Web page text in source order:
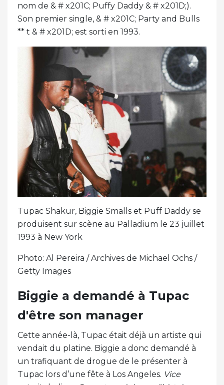
nom de & # x201C; Puffy Daddy & # x201D;).
Son premier single, & # x201C; Party and Bulls
** t & # x201D; est sorti en 1993.
Tupac Shakur, Biggie Smalls et Puff Daddy se
produisent sur scène au Palladium le 23 juillet
1993 à New York
Photo: Al Pereira / Archives de Michael Ochs /
Getty Images
Biggie a demandé à Tupac
d'être son manager
Cette année-là, Tupac était déjà un artiste qui
vendait du platine. Biggie a donc demandé à
un trafiquant de drogue de le présenter à
Tupac lors d’une fête à Los Angeles. Vice